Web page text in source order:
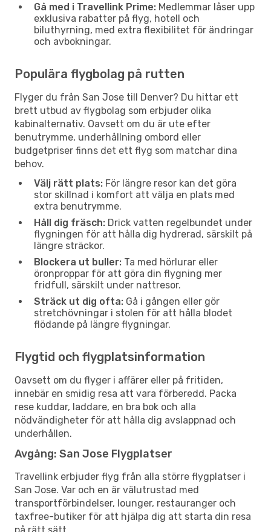
Gå med i Travellink Prime: Medlemmar låser upp
exklusiva rabatter på flyg, hotell och
biluthyrning, med extra flexibilitet för ändringar
och avbokningar.
Populära flygbolag på rutten
Flyger du från San Jose till Denver? Du hittar ett
brett utbud av flygbolag som erbjuder olika
kabinalternativ. Oavsett om du är ute efter
benutrymme, underhållning ombord eller
budgetpriser finns det ett flyg som matchar dina
behov.
Välj rätt plats: För längre resor kan det göra
stor skillnad i komfort att välja en plats med
extra benutrymme.
Håll dig fräsch: Drick vatten regelbundet under
flygningen för att hålla dig hydrerad, särskilt på
längre sträckor.
Blockera ut buller: Ta med hörlurar eller
öronproppar för att göra din flygning mer
fridfull, särskilt under nattresor.
Sträck ut dig ofta: Gå i gången eller gör
stretchövningar i stolen för att hålla blodet
flödande på längre flygningar.
Flygtid och flygplatsinformation
Oavsett om du flyger i affärer eller på fritiden,
innebär en smidig resa att vara förberedd. Packa
rese kuddar, laddare, en bra bok och alla
nödvändigheter för att hålla dig avslappnad och
underhållen.
Avgång: San Jose Flygplatser
Travellink erbjuder flyg från alla större flygplatser i
San Jose. Var och en är välutrustad med
transportförbindelser, lounger, restauranger och
taxfree-butiker för att hjälpa dig att starta din resa